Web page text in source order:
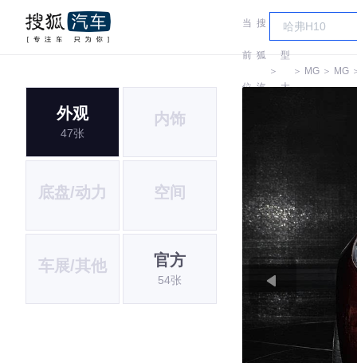
当
前
位
搜
狐
汽
＞
车
型
大
＞ MG ＞ MG
外观
47张
内饰
底盘/动力 空间
车展/其他 官方
54张